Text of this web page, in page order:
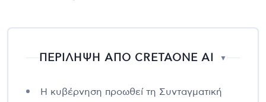
ΠΕΡΙΛΗΨΗ ΑΠΟ CRETAONE AI ▼
Η κυβέρνηση προωθεί τη Συνταγματική